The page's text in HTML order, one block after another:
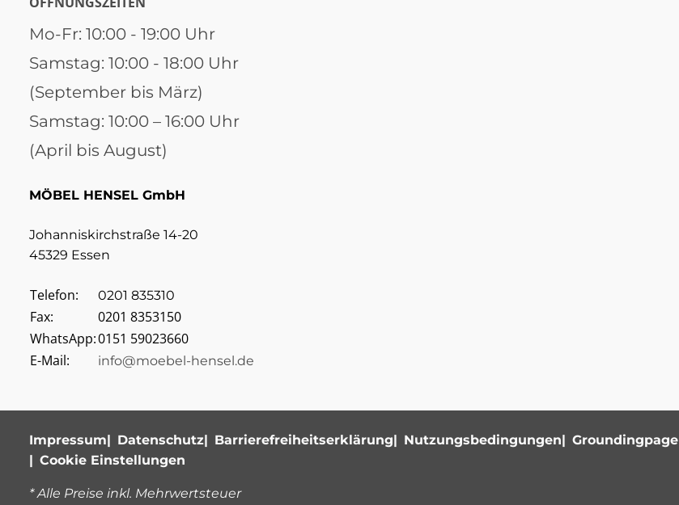
Mo-Fr: 10:00 - 19:00 Uhr
Samstag: 10:00 - 18:00 Uhr
(September bis März)
Samstag: 10:00 – 16:00 Uhr
(April bis August)
MÖBEL HENSEL GmbH
Johanniskirchstraße 14-20
45329 Essen
Telefon: 0201 835310
Fax:
0201 8353150
WhatsApp:0151 59023660
E-Mail:
info@moebel-hensel.de
Impressum Datenschutz Barrierefreiheitserklärung Nutzungsbedingungen
Groundingpage
Cookie Einstellungen
* Alle Preise inkl. Mehrwertsteuer